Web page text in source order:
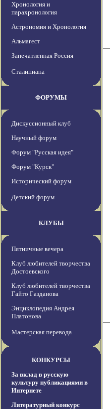
Хронология и
парахронология
Астрономия и Хронология
Альмагест
Запечатленная Россия
Сталиниана
ФОРУМЫ
Дискуссионный клуб
Научный форум
Форум "Русская идея"
Форум "Курск"
Исторический форум
Детский форум
КЛУБЫ
Пятничные вечера
Клуб любителей творчества
Достоевского
Клуб любителей творчества
Гайто Газданова
Энциклопедия Андрея
Платонова
Мастерская перевода
КОНКУРСЫ
За вклад в русскую
культуру публикациями в
Интернете
Литературный конкурс